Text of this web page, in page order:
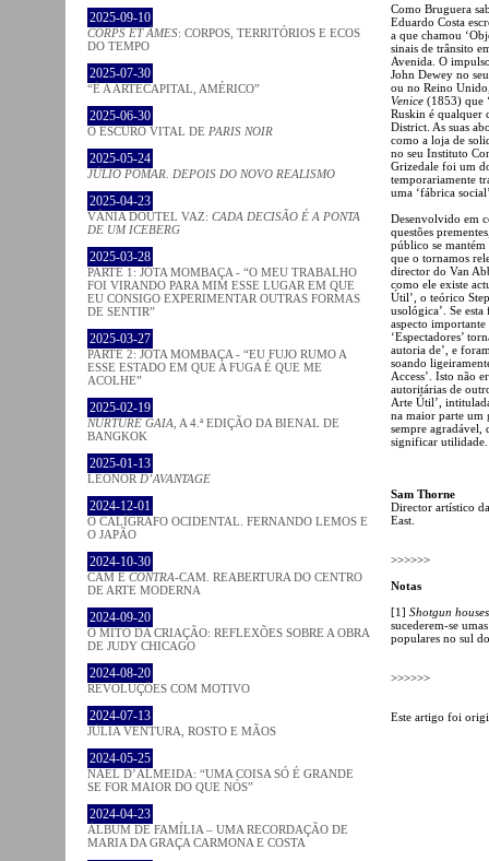
2025-09-10
CORPS ET ÂMES: CORPOS, TERRITÓRIOS E ECOS
DO TEMPO
2025-07-30
“É A ARTECAPITAL, AMÉRICO”
2025-06-30
O ESCURO VITAL DE PARIS NOIR
2025-05-24
JÚLIO POMAR. DEPOIS DO NOVO REALISMO
2025-04-23
VÂNIA DOUTEL VAZ: CADA DECISÃO É A PONTA
DE UM ICEBERG
2025-03-28
PARTE 1: JOTA MOMBAÇA - “O MEU TRABALHO
FOI VIRANDO PARA MIM ESSE LUGAR EM QUE
EU CONSIGO EXPERIMENTAR OUTRAS FORMAS
DE SENTIR”
2025-03-27
PARTE 2: JOTA MOMBAÇA - “EU FUJO RUMO A
ESSE ESTADO EM QUE A FUGA É QUE ME
ACOLHE”
2025-02-19
NURTURE GAIA , A 4.ª EDIÇÃO DA BIENAL DE
BANGKOK
2025-01-13
LEONOR D’AVANTAGE
2024-12-01
O CALÍGRAFO OCIDENTAL. FERNANDO LEMOS E
O JAPÃO
2024-10-30
CAM E CONTRA-CAM. REABERTURA DO CENTRO
DE ARTE MODERNA
2024-09-20
O MITO DA CRIAÇÃO: REFLEXÕES SOBRE A OBRA
DE JUDY CHICAGO
2024-08-20
REVOLUÇÕES COM MOTIVO
2024-07-13
JÚLIA VENTURA, ROSTO E MÃOS
2024-05-25
NAEL D’ALMEIDA: “UMA COISA SÓ É GRANDE
SE FOR MAIOR DO QUE NÓS”
2024-04-23
ÁLBUM DE FAMÍLIA – UMA RECORDAÇÃO DE
MARIA DA GRAÇA CARMONA E COSTA
Como Bruguera
Eduardo Costa
a que chamou
sinais de trânsito
Avenida. O
John Dewey no
ou no Reino
Venice (1853) que
Ruskin é qualquer
District. As suas
como a loja de
no seu Instituto
Grizedale foi um
temporariamente
uma ‘fábrica
Desenvolvido em
questões
público se
que o tornamos
director do Van
como ele existe
Útil’, o teórico
usológica’. Se
aspecto
‘Espectadores’
autoria de’, e
soando
Access’. Isto não
autoritárias de
Arte Útil’,
na maior parte um
sempre agradável,
significar
Sam Thorne
Director artístico
East.
>>>>>>
Notas
[1] Shotgun houses
sucederem-se
populares no sul
>>>>>>
Este artigo foi